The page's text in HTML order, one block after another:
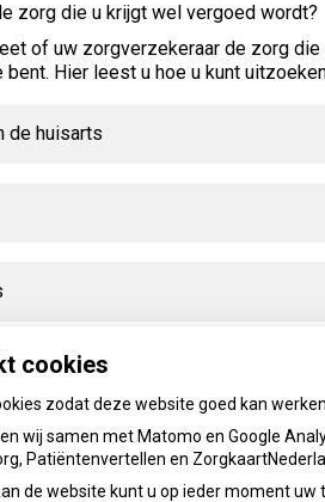
zorg die u krijgt wel vergoed wordt?
of uw zorgverzekeraar de zorg
Hier leest u hoe u kunt
de huisarts
cookies
zodat deze website goed kan
wij samen met Matomo en Google
Patiëntenvertellen en
de website kunt u op ieder moment